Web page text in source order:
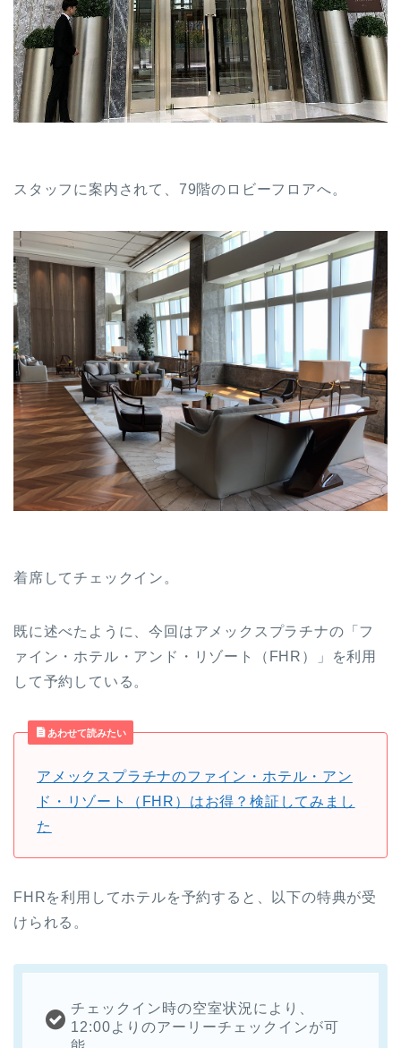
スタッフに案内されて、79階のロビーフロアへ。
着席してチェックイン。
既に述べたように、今回はアメックスプラチナの「フ
ァイン・ホテル・アンド・リゾート（FHR）」を利用
して予約している。
あわせて読みたい
アメックスプラチナのファイン・ホテル・アン
ド・リゾート（FHR）はお得？検証してみまし
た
FHRを利用してホテルを予約すると、以下の特典が受
けられる。
チェックイン時の空室状況により、
12:00よりのアーリーチェックインが可